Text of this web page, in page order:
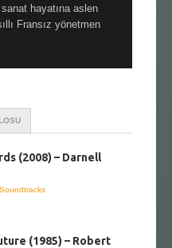
hayatına aslen
Fransız yönetmen
(2008) – Darnell
Soundtracks
(1985) – Robert